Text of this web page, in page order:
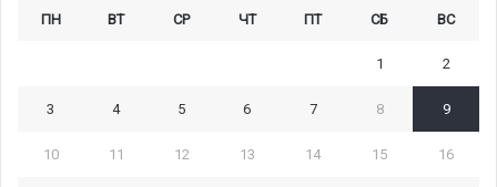
ПН ВТ СР ЧТ ПТ СБ ВС
1 2
3 4 5 6 7 8 9
10 11 12 13 14 15 16